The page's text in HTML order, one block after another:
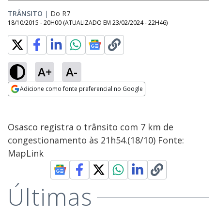
TRÂNSITO | Do R7
18/10/2015 - 20H00 (ATUALIZADO EM 23/02/2024 - 22H46)
A+ A-
Adicione como fonte preferencial no Google
Osasco registra o trânsito com 7 km de
congestionamento às 21h54.(18/10) Fonte:
MapLink
Últimas